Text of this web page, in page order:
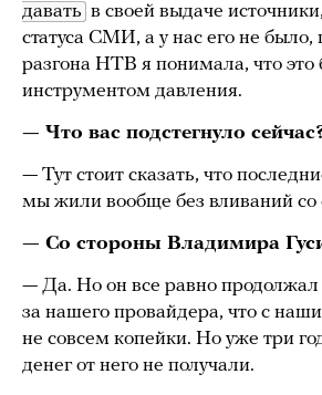
давать в своей выдаче
статуса СМИ, а у нас его не было,
разгона НТВ я понимала, что это
инструментом давления.
— Что вас подстегнуло
— Тут стоит сказать, что
мы жили вообще без вливаний со
— Со стороны Владимира
— Да. Но он все равно продолжал
за нашего провайдера, что с
не совсем копейки. Но уже три
денег от него не получали.